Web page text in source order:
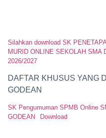
Silahkan download SK
MURID ONLINE SEKOLAH SMA
2026/2027
DAFTAR KHUSUS YANG
GODEAN
SK Pengumuman SPMB Online
GODEAN
Download